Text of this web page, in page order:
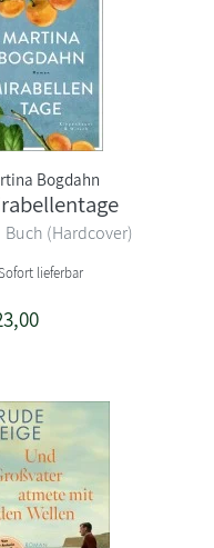
Bogdahn
Buch (Hardcover)
lieferbar